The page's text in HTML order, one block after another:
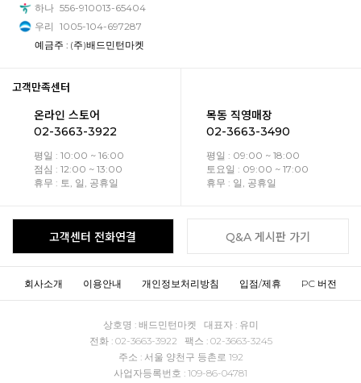
하나 556-910013-65404
우리 1005-104-697287
예금주 : (주)배드민턴마켓
고객만족센터
온라인 스토어
02-3663-3922
평일 : 10:00 ~ 16:00
점심 : 12:00 ~ 13:00
휴무 : 토, 일, 공휴일
목동 직영매장
02-3663-3490
평일 : 09:00 ~ 18:00
토요일 : 09:00 ~ 17:00
휴무 : 일, 공휴일
고객센터 전화연결 Q&A 게시판 가기
회사소개 이용안내 개인정보처리방침 입점/제휴 PC 버전
상호명 : 배드민턴마켓 대표자 : 유미
전화 : 02-3663-3922 팩스 : 02-3663-3245
주소 : 서울 양천구 등촌로 192
사업자등록번호 : 109-86-04781